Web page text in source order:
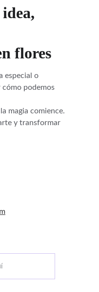
flores
especial o
cómo podemos
magia comience.
y transformar